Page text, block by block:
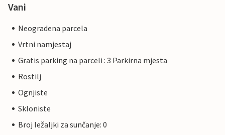
Vani
Neogradena parcela
Vrtni namjestaj
Gratis parking na parceli : 3 Parkirna mjesta
Rostilj
Ognjiste
Skloniste
Broj ležaljki za sunčanje: 0